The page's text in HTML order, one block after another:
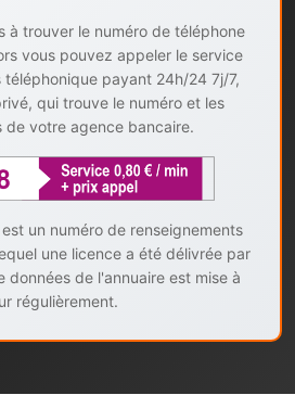
à trouver le numéro de téléphone
vous pouvez appeler le service
téléphonique payant 24h/24 7j/7,
qui trouve le numéro et les
de votre agence bancaire.
un numéro de renseignements
une licence a été délivrée par
données de l'annuaire est mise à
régulièrement.